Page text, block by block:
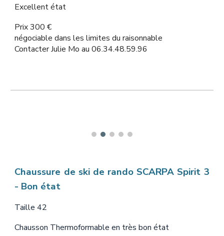
Excellent état
Prix300 €
négociable dans les limites du raisonnable
ContacterJulie Mo au 06.34.48.59.96
Chaussure de ski de rando SCARPA Spirit 3
- Bon état
Taille42
Chausson Thermoformable en très bon état